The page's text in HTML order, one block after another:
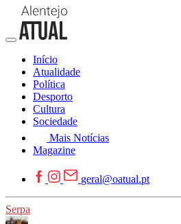
Início
Atualidade
Política
Desporto
Cultura
Sociedade
Mais Notícias
Magazine
geral@oatual.pt
Serpa